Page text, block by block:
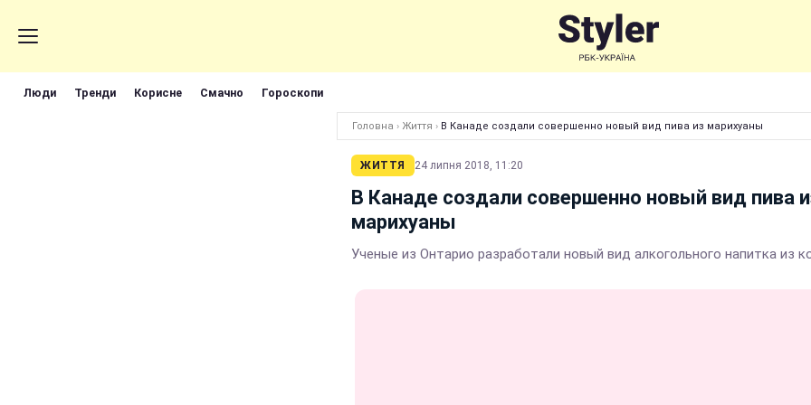
Люди Тренди Корисне Смачно Гороскопи
Головна › Життя › В Канаде создали совершенно новый вид пива из марихуаны
ЖИТТЯ 24 липня 2018, 11:20
В Канаде создали совершенно новый вид пива
марихуаны
Ученые из Онтарио разработали новый вид алкогольного напитка из